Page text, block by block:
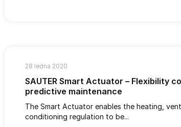
28 ledna 2020
SAUTER Smart Actuator – Flexibility
predictive maintenance
The Smart Actuator enables the heating,
conditioning regulation to be...